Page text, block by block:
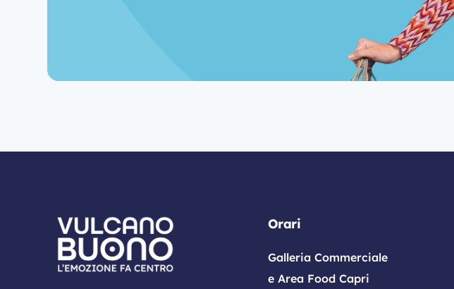
Orari
Galleria Commerciale
e Area Food Capri